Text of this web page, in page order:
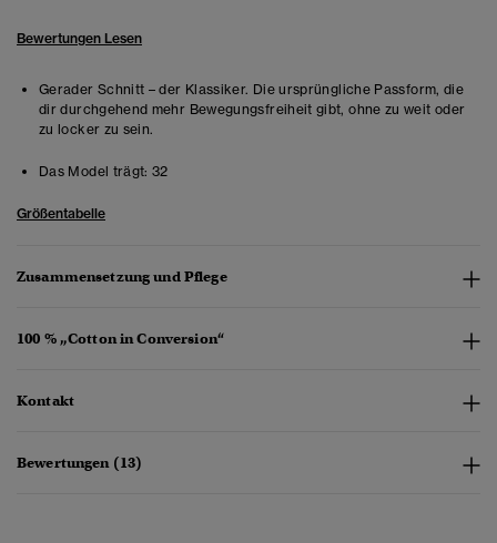
Bewertungen Lesen
Gerader Schnitt – der Klassiker. Die ursprüngliche Passform, die
dir durchgehend mehr Bewegungsfreiheit gibt, ohne zu weit oder
zu locker zu sein.
Das Model trägt: 32
Größentabelle
Zusammensetzung und Pflege
100 % „Cotton in Conversion“
Kontakt
Bewertungen (13)